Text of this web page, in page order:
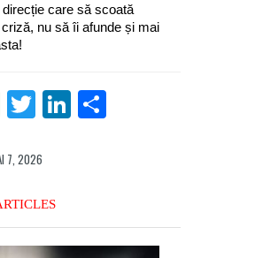
direcție care să scoată
nu să îi afunde și mai
WhatsApp
TwitterLinkedIn
7, 2026